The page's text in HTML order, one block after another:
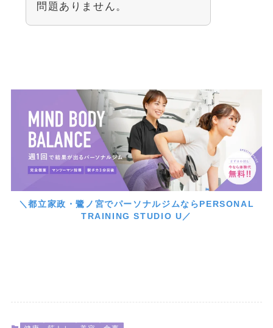
問題ありません。
＼都立家政・鷺ノ宮でパーソナルジムならPERSONAL
TRAINING STUDIO U／